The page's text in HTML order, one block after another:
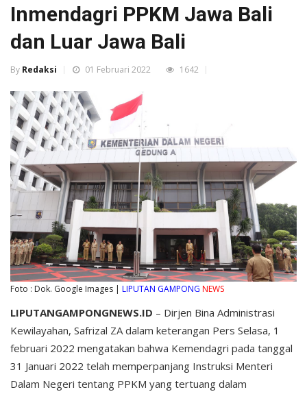
Inmendagri PPKM Jawa Bali
dan Luar Jawa Bali
By Redaksi 01 Februari 2022 1642
Foto : Dok. Google Images | LIPUTAN GAMPONG NEWS
LIPUTANGAMPONGNEWS.ID – Dirjen Bina Administrasi
Kewilayahan, Safrizal ZA dalam keterangan Pers Selasa, 1
februari 2022 mengatakan bahwa Kemendagri pada tanggal
31 Januari 2022 telah memperpanjang Instruksi Menteri
Dalam Negeri tentang PPKM yang tertuang dalam